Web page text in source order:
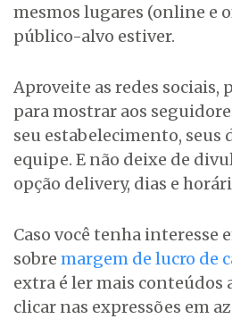
mesmos lugares (online e
público-alvo estiver.
Aproveite as redes
para mostrar aos
seu estabelecimento, seus
equipe. E não deixe de
opção delivery, dias e
Caso você tenha interesse
sobre margem de lucro de
extra é ler mais conteúdos
clicar nas expressões em